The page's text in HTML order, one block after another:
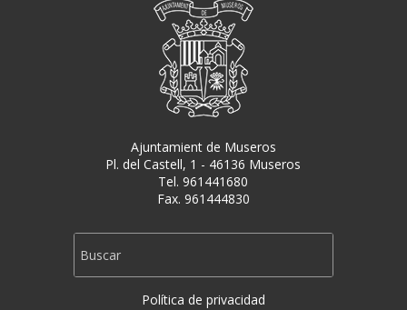
Ajuntamient de Museros
Pl. del Castell, 1 - 46136 Museros
Tel. 961441680
Fax. 961444830
Política de privacidad